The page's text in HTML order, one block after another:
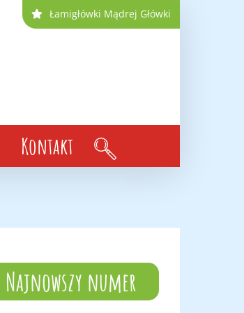
Łamigłówki Mądrej Główki
Kontakt
Najnowszy numer